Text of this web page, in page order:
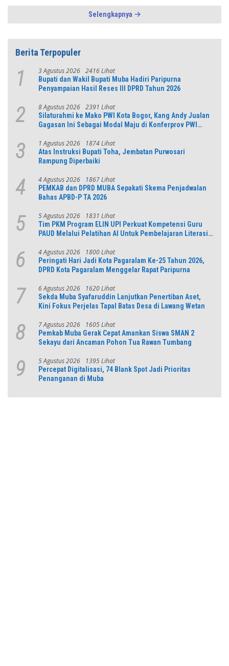
Selengkapnya
Berita Terpopuler
1 3 Agustus 2026 2416 Lihat
Bupati dan Wakil Bupati Muba Hadiri Paripurna
Penyampaian Hasil Reses III DPRD Tahun 2026
2 8 Agustus 2026 2391 Lihat
Silaturahmi ke Mako PWI Kota Bogor, Kang Andy Jualan
Gagasan Ini Sebagai Modal Maju di Konferprov PWI
3 1 Agustus 2026 1874 Lihat
Atas Instruksi Bupati Toha, Jembatan Purwosari
Rampung Diperbaiki
4 4 Agustus 2026 1867 Lihat
PEMKAB dan DPRD MUBA Sepakati Skema Penjadwalan
Bahas APBD-P TA 2026
5 5 Agustus 2026 1831 Lihat
Tim PKM Program ELIN UPI Perkuat Kompetensi Guru
PAUD Melalui Pelatihan AI Untuk Pembelajaran Literasi
6 4 Agustus 2026 1800 Lihat
Peringati Hari Jadi Kota Pagaralam Ke-25 Tahun 2026,
DPRD Kota Pagaralam Menggelar Rapat Paripurna
7 6 Agustus 2026 1620 Lihat
Sekda Muba Syafaruddin Lanjutkan Penertiban Aset,
Kini Fokus Perjelas Tapal Batas Desa di Lawang Wetan
8 7 Agustus 2026 1605 Lihat
Pemkab Muba Gerak Cepat Amankan Siswa SMAN 2
Sekayu dari Ancaman Pohon Tua Rawan Tumbang
9 5 Agustus 2026 1395 Lihat
Percepat Digitalisasi, 74 Blank Spot Jadi Prioritas
Penanganan di Muba